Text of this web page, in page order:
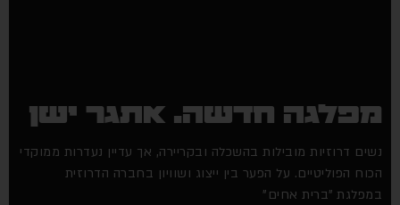
חדשה. אתגר ישן
דרוזיות מובילות בהשכלה ובקריירה, אך עדיין נעדרות ממוקדי
הפוליטיים. על הפער בין ייצוג ושוויון בחברה הדרוזית
"ברית אחים"